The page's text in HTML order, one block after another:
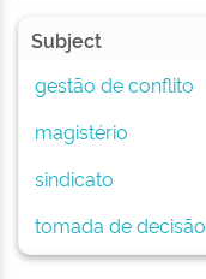
Subject
gestão de conflito
magistério
sindicato
tomada de decisão